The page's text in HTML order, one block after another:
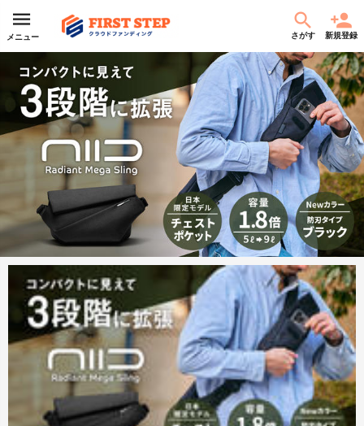
メニュー さがす 新規登録